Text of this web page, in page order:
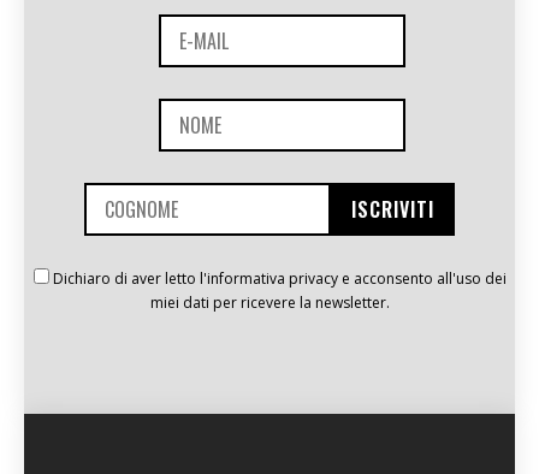
Dichiaro di aver letto l'informativa privacy e acconsento all'uso dei
miei dati per ricevere la newsletter.